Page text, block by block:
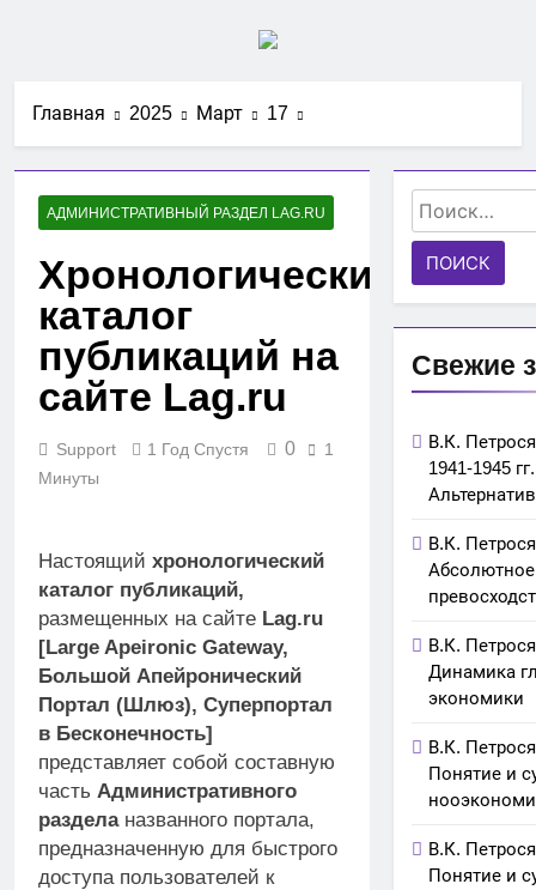
Главная 2025 Март 17
АДМИНИСТРАТИВНЫЙ РАЗДЕЛ LAG.RU
Хронологический
каталог
публикаций на
сайте Lag.ru
Support 1 Год Спустя 0
1
Минуты
Настоящий хронологический
каталог публикаций,
размещенных на сайте Lag.ru
[Large Apeironic Gateway,
Большой Апейронический
Портал (Шлюз), Суперпортал
в Бесконечность]
представляет собой составную
часть Административного
раздела названного портала,
предназначенную для быстрого
доступа пользователей к
Найти:
Свежие
В.К.
1941-1945
В.К.
В.К.
Динамика
экономики
В.К.
Понятие и
В.К.
Понятие и